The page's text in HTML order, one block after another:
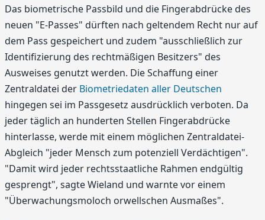
Das biometrische Passbild und die Fingerabdrücke des
neuen "E-Passes" dürften nach geltendem Recht nur auf
dem Pass gespeichert und zudem "ausschließlich zur
Identifizierung des rechtmäßigen Besitzers" des
Ausweises genutzt werden. Die Schaffung einer
Zentraldatei der Biometriedaten aller Deutschen
hingegen sei im Passgesetz ausdrücklich verboten. Da
jeder täglich an hunderten Stellen Fingerabdrücke
hinterlasse, werde mit einem möglichen Zentraldatei-
Abgleich "jeder Mensch zum potenziell Verdächtigen".
"Damit wird jeder rechtsstaatliche Rahmen endgültig
gesprengt", sagte Wieland und warnte vor einem
"Überwachungsmoloch orwellschen Ausmaßes".